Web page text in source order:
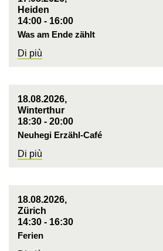
Heiden
14:00 - 16:00
Was am Ende zählt
Di più
18.08.2026,
Winterthur
18:30 - 20:00
Neuhegi Erzähl-Café
Di più
18.08.2026,
Zürich
14:30 - 16:30
Ferien